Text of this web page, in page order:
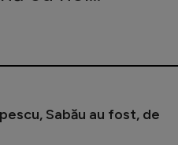
Sabău au fost, de